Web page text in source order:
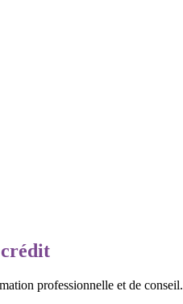
crédit
professionnelle et de conseil.